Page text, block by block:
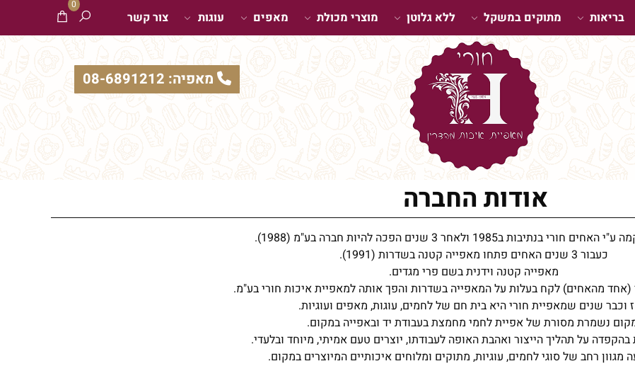
מאפיה: 08-6891212
0
בריאות מתוקים במשקל ללא גלוטן מוצרי מכולת מאפים עוגות צור קשר
אודות החברה
בנתיבות ב1985 ולאחר 3 שנים הפכה להיות חברה בע"מ (1988).
כעבור 3 שנים האחים פתחו מאפייה קטנה בשדרות (1991).
מאפייה קטנה וידנית בשם פרי מגדים.
וכבר שנים שמאפיית חורי היא בית חם של לחמים, עוגות, מאפים ועוגיות.
נשמרת מסורת של אפיית לחמי מחמצת בעבודת יד ובאפייה במקום.
על תהליך הייצור ואהבת האופה לעבודתו, יוצרים טעם אמיתי, מיוחד ובלעדי.
מגוון רחב של סוגי לחמים, עוגיות, מתוקים ומלוחים איכותיים המיוצרים במקום.